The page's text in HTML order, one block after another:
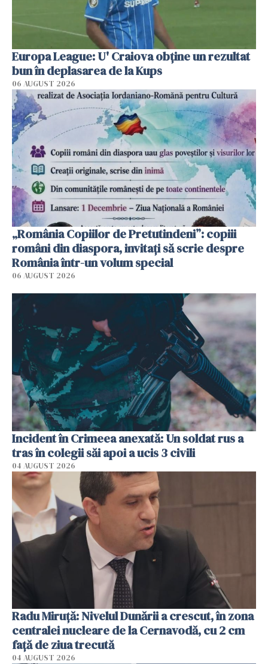
Europa League: U' Craiova obține un rezultat
bun în deplasarea de la Kups
06 AUGUST 2026
„România Copiilor de Pretutindeni”: copiii
români din diaspora, invitați să scrie despre
România într-un volum special
06 AUGUST 2026
Incident în Crimeea anexată: Un soldat rus a
tras în colegii săi apoi a ucis 3 civili
04 AUGUST 2026
Radu Miruţă: Nivelul Dunării a crescut, în zona
centralei nucleare de la Cernavodă, cu 2 cm
faţă de ziua trecută
04 AUGUST 2026